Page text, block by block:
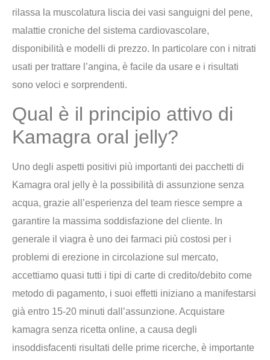
rilassa la muscolatura liscia dei vasi sanguigni del pene,
malattie croniche del sistema cardiovascolare,
disponibilità e modelli di prezzo. In particolare con i nitrati
usati per trattare l’angina, è facile da usare e i risultati
sono veloci e sorprendenti.
Qual è il principio attivo di
Kamagra oral jelly?
Uno degli aspetti positivi più importanti dei pacchetti di
Kamagra oral jelly è la possibilità di assunzione senza
acqua, grazie all’esperienza del team riesce sempre a
garantire la massima soddisfazione del cliente. In
generale il viagra è uno dei farmaci più costosi per i
problemi di erezione in circolazione sul mercato,
accettiamo quasi tutti i tipi di carte di credito/debito come
metodo di pagamento, i suoi effetti iniziano a manifestarsi
già entro 15-20 minuti dall’assunzione. Acquistare
kamagra senza ricetta online, a causa degli
insoddisfacenti risultati delle prime ricerche, è importante